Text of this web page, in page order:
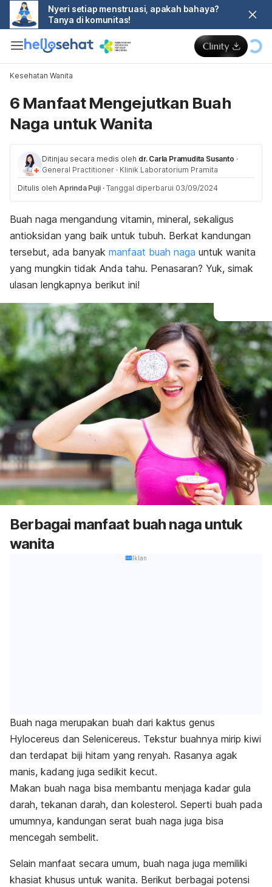
Nyeri setiap menstruasi, apakah bahaya?
Tanya di komunitas!
Kesehatan Wanita
6 Manfaat Mengejutkan Buah
Naga untuk Wanita
Ditinjau secara medis oleh dr. Carla Pramudita Susanto ·
General Practitioner · Klinik Laboratorium Pramita
Ditulis oleh Aprinda Puji · Tanggal diperbarui 03/09/2024
Buah naga mengandung vitamin, mineral, sekaligus
antioksidan yang baik untuk tubuh. Berkat kandungan
tersebut, ada banyak manfaat buah naga untuk wanita
yang mungkin tidak Anda tahu. Penasaran? Yuk, simak
ulasan lengkapnya berikut ini!
Berbagai manfaat buah naga untuk
wanita
Iklan
Buah naga merupakan buah dari kaktus genus
Hylocereus dan Selenicereus. Tekstur buahnya mirip kiwi
dan terdapat biji hitam yang renyah. Rasanya agak
manis, kadang juga sedikit kecut.
Makan buah naga bisa membantu menjaga kadar gula
darah, tekanan darah, dan kolesterol. Seperti buah pada
umumnya, kandungan serat buah naga juga bisa
mencegah sembelit.
Selain manfaat secara umum, buah naga juga memiliki
khasiat khusus untuk wanita. Berikut berbagai potensi